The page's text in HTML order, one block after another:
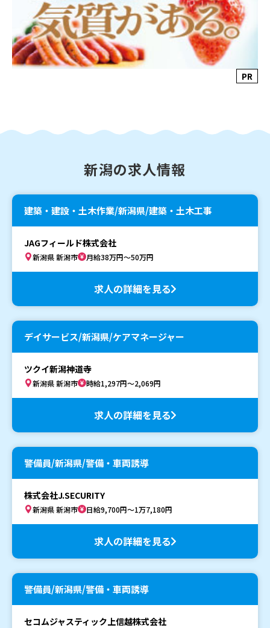
PR
新潟の求人情報
建築・建設・土木作業/新潟県/建築・土木工事
JAGフィールド株式会社
新潟県 新潟市 月給38万円～50万円
求人の詳細を見る
デイサービス/新潟県/ケアマネージャー
ツクイ新潟神道寺
新潟県 新潟市 時給1,297円～2,069円
求人の詳細を見る
警備員/新潟県/警備・車両誘導
株式会社J.SECURITY
新潟県 新潟市 日給9,700円～1万7,180円
求人の詳細を見る
警備員/新潟県/警備・車両誘導
セコムジャスティック上信越株式会社